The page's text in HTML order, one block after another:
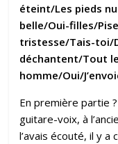
éteint/Les pieds
belle/Oui-filles/
tristesse/Tais-toi/
déchantent/Tout
homme/Oui/
En première partie
guitare-voix, à
l’avais écouté, il y a